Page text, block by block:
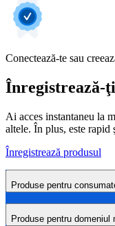
Conectează-te sau
Înregistrează-
Ai acces instantaneu la
altele. În plus, este rapid
Înregistrează produsul
Produse pentru
Produse pentru domeniul